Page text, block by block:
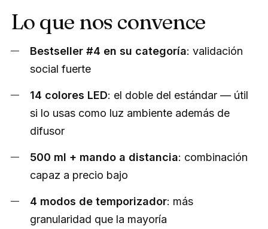
Lo que nos convence
Bestseller #4 en su categoría: validación
social fuerte
14 colores LED: el doble del estándar — útil
si lo usas como luz ambiente además de
difusor
500 ml + mando a distancia: combinación
capaz a precio bajo
4 modos de temporizador: más
granularidad que la mayoría